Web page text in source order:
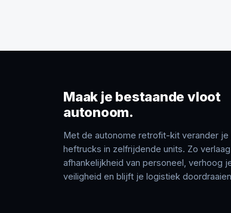
Maak je bestaande vloot
autonoom.
Met de autonome retrofit-kit verander je
heftrucks in zelfrijdende units. Zo
afhankelijkheid van personeel, verhoog
veiligheid en blijft je logistiek